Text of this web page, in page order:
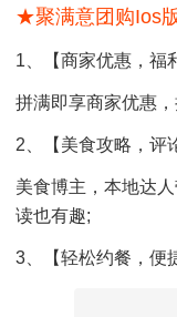
★聚满意团购ios
1、【商家优惠，福
拼满即享商家优惠
2、【美食攻略，评
美食博主，本地达
读也有趣;
3、【轻松约餐，便
一个人，不想吃饭?